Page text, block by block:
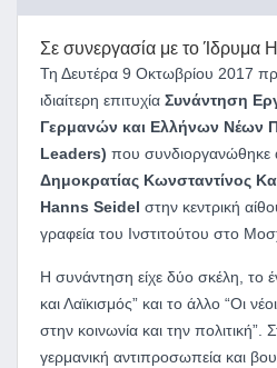
Σε συνεργασία με το Ίδρυμα
Τη Δευτέρα 9 Οκτωβρίου 2017
ιδιαίτερη επιτυχία Συνάντηση
Γερμανών και Ελλήνων Νέων
Leaders) που συνδιοργανώθηκε
Δημοκρατίας Κωνσταντίνος
Hanns Seidel στην κεντρική
γραφεία του Ινστιτούτου στο
Η συνάντηση είχε δύο σκέλη, το
και Λαϊκισμός” και το άλλο “Οι
στην κοινωνία και την
γερμανική αντιπροσωπεία και